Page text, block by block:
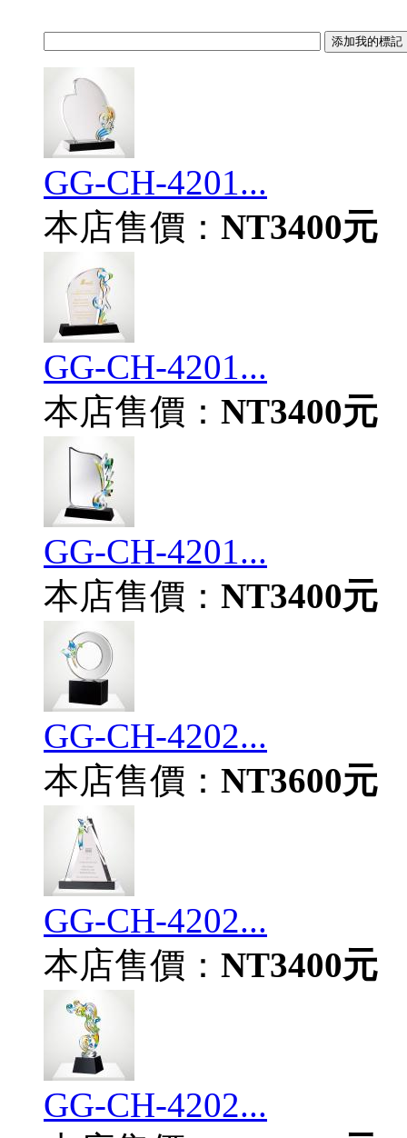
GG-CH-4201...
本店售價： NT3400元
GG-CH-4201...
本店售價： NT3400元
GG-CH-4201...
本店售價： NT3400元
GG-CH-4202...
本店售價： NT3600元
GG-CH-4202...
本店售價： NT3400元
GG-CH-4202...